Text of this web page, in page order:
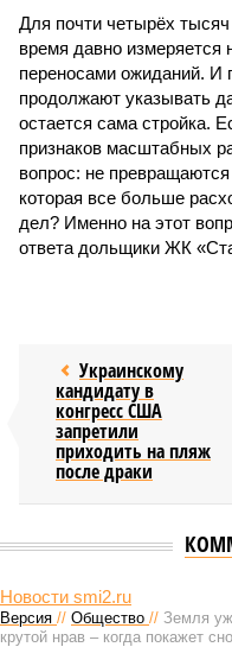
Для почти четырёх
время давно
переносами ожиданий. И
продолжают указывать
остается сама стройка.
признаков масштабных
вопрос: не
которая все больше
дел? Именно на этот
ответа дольщики ЖК
Украинскому
кандидату в
конгресс США
запретили
приходить на пляж
после драки
Новости smi2.ru
Версия // Общество // Земля
крутой нрав – когда покажет